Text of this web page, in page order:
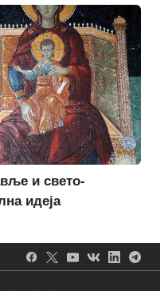
и свето-
идеја